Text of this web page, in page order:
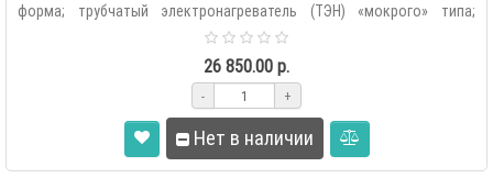
форма; трубчатый электронагреватель (ТЭН) «мокрого» типа;
26 850.00 р.
- +
Нет в наличии